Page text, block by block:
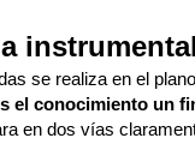
se realiza en el
el conocimiento un
en dos vías